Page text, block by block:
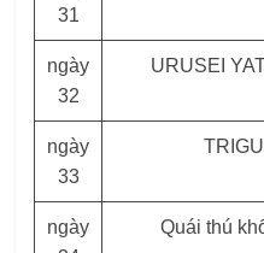
31
ngày
32
URUSEI
ngày
33
ngày
Quái thú